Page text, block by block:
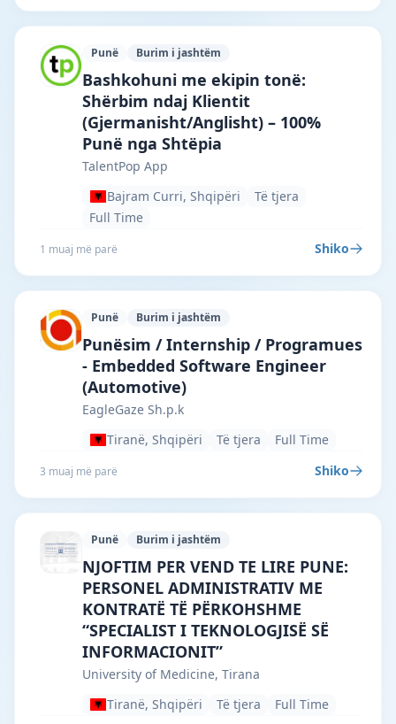
Punë Burim i jashtëm
TalentPop App · Bajram Curri · #6998 —
Bashkohuni me ekipin tonë:
Shërbim ndaj Klientit
(Gjermanisht/Anglisht) – 100%
Punë nga Shtëpia
TalentPop App
Bajram Curri, Shqipëri
Të tjera
Full Time
1 muaj më parë Shiko
Punë Burim i jashtëm
EagleGaze Sh.p.k · Tiranë · #5866 —
Punësim / Internship / Programues
- Embedded Software Engineer
(Automotive)
EagleGaze Sh.p.k
Tiranë, Shqipëri
Të tjera Full Time
3 muaj më parë Shiko
Punë Burim i jashtëm
University of Medicine, Tirana · Tiranë
NJOFTIM PER VEND TE LIRE PUNE:
PERSONEL ADMINISTRATIV ME
KONTRATË TË PËRKOHSHME
“SPECIALIST I TEKNOLOGJISË SË
INFORMACIONIT”
University of Medicine, Tirana
Tiranë, Shqipëri
Të tjera Full Time